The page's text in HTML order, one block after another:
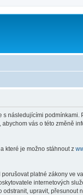
s následujícími
vás o této změně
a které je možno stáhnout z
platné zákony ve
internetových
upravit,